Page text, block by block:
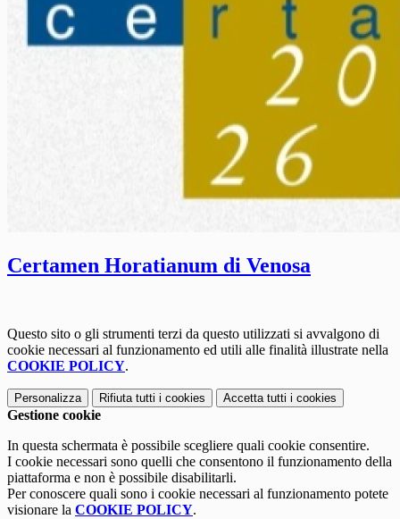
Certamen Horatianum di Venosa
Questo sito o gli strumenti terzi da questo utilizzati si avvalgono di
cookie necessari al funzionamento ed utili alle finalità illustrate nella
COOKIE POLICY.
Personalizza Rifiuta tutti i cookies Accetta tutti i cookies
Gestione cookie
In questa schermata è possibile scegliere quali cookie consentire.
I cookie necessari sono quelli che consentono il funzionamento della
piattaforma e non è possibile disabilitarli.
Per conoscere quali sono i cookie necessari al funzionamento potete
visionare la COOKIE POLICY.